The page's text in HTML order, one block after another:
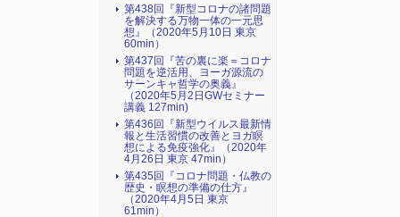
第438回『新型コロナの諸問題
を解決する万物一体の一元思
想』（2020年5月10日 東京
60min）
第437回『苦の裏に楽＝コロナ
問題を逆活用、ヨーガ源流の
サーンキャ哲学の奥義』
（2020年5月2日GWセミナー
講義 127min)
第436回『新型ウイルス最新情
報と生活習慣の改善とヨガ瞑
想による免疫強化』（2020年
4月26日 東京 47min）
第435回『コロナ問題・仏教の
歴史・瞑想の準備の仕方』
（2020年4月5日 東京
61min）